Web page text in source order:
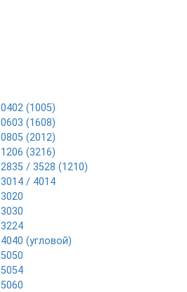
0402 (1005)
0603 (1608)
0805 (2012)
1206 (3216)
2835 / 3528 (1210)
3014 / 4014
3020
3030
3224
4040 (угловой)
5050
5054
5060